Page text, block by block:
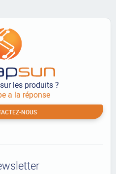
les produits ?
a la réponse
NOUS